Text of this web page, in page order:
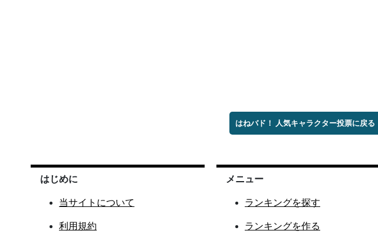
はねバド！ 人気キャラクター投票に戻る
はじめに
当サイトについて
利用規約
メニュー
ランキングを探す
ランキングを作る